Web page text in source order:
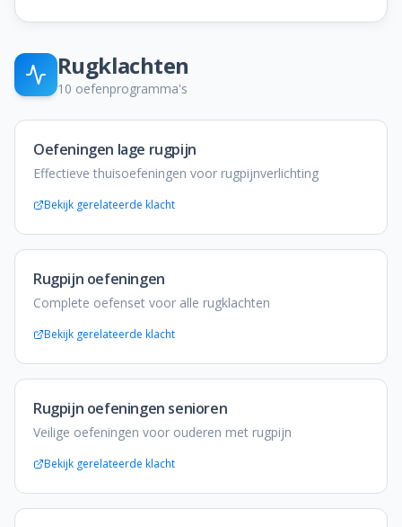
Contact opnemen
Rugklachten
10 oefenprogramma's
Oefeningen lage rugpijn
Effectieve thuisoefeningen voor rugpijnverlichting
Bekijk gerelateerde klacht
Rugpijn oefeningen
Complete oefenset voor alle rugklachten
Bekijk gerelateerde klacht
Rugpijn oefeningen senioren
Veilige oefeningen voor ouderen met rugpijn
Bekijk gerelateerde klacht